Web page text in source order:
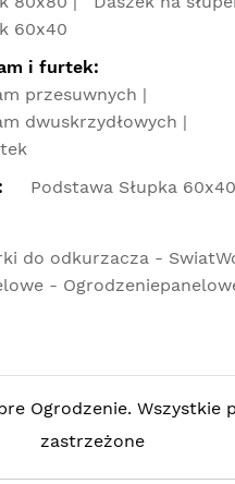
60x40
i furtek:
przesuwnych
dwuskrzydłowych
Podstawa Słupka 60x40
do odkurzacza -
-
Ogrodzenie. Wszystkie
zastrzeżone